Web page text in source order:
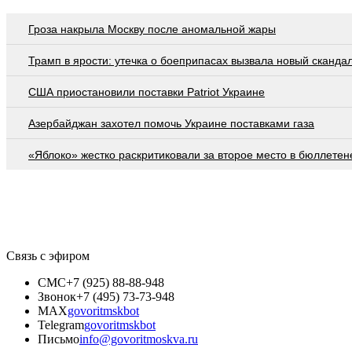
Гроза накрыла Москву после аномальной жары
Трамп в ярости: утечка о боеприпасах вызвала новый
США приостановили поставки Patriot Украине
Азербайджан захотел помочь Украине поставками газа
«Яблоко» жестко раскритиковали за второе место в
Связь с эфиром
СМС+7 (925) 88-88-948
Звонок+7 (495) 73-73-948
MAXgovoritmskbot
Telegramgovoritmskbot
Письмоinfo@govoritmoskva.ru